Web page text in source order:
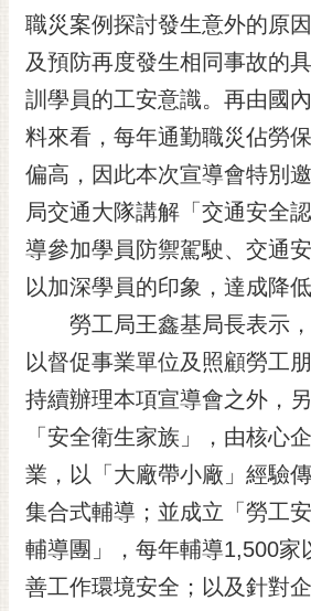
民
信
箱
English
日
本
語
隱
私
權
安
全
政
網
站
資
料
開
放
職災案例探討發生意外的原
及預防再度發生相同事故的
訓學員的工安意識。再由國
料來看，每年通勤職災佔勞
偏高，因此本次宣導會特別
局交通大隊講解「交通安全
導參加學員防禦駕駛、交通
以加深學員的印象，達成降
勞工局王鑫基局長表示，
以督促事業單位及照顧勞工
持續辦理本項宣導會之外，
「安全衛生家族」，由核心
業，以「大廠帶小廠」經驗
集合式輔導；並成立「勞工
輔導團」，每年輔導1,500家
善工作環境安全；以及針對